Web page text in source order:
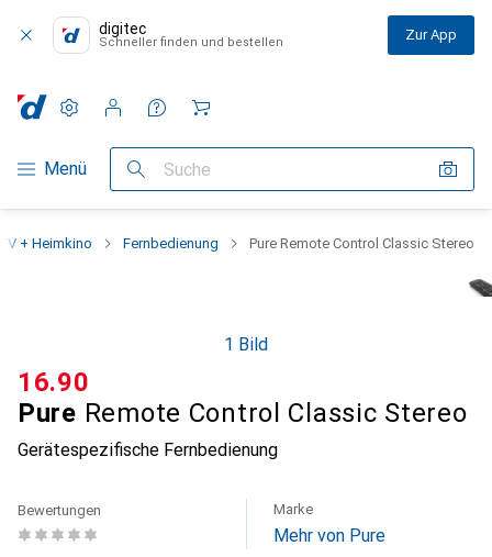
digitec
Schneller finden und bestellen Zur App
Navigation nach Kategorien
Menü Suche
Einstellungen
Kundenkonto
Vergleichslisten
Merklisten
Warenkorb
+ Heimkino Fernbedienung Pure Remote Control Classic Stereo
1 Bild
Pure Remote Control Classic Stereo
Gerätespezifische Fernbedienung
CHF
16.90
Bewertungen Marke
Mehr von Pure